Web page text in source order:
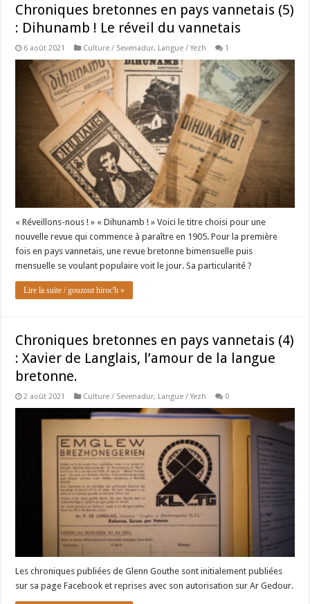
Chroniques bretonnes en pays vannetais (5)
: Dihunamb ! Le réveil du vannetais
6 août 2021 Culture / Sevenadur, Langue / Yezh 1
« Réveillons-nous ! » « Dihunamb ! » Voici le titre choisi pour une
nouvelle revue qui commence à paraître en 1905. Pour la première
fois en pays vannetais, une revue bretonne bimensuelle puis
mensuelle se voulant populaire voit le jour. Sa particularité ?
Lire la suite / gouzout hiroc'h »
Chroniques bretonnes en pays vannetais (4)
: Xavier de Langlais, l’amour de la langue
bretonne.
2 août 2021 Culture / Sevenadur, Langue / Yezh 0
Les chroniques publiées de Glenn Gouthe sont initialement publiées
sur sa page Facebook et reprises avec son autorisation sur Ar Gedour.